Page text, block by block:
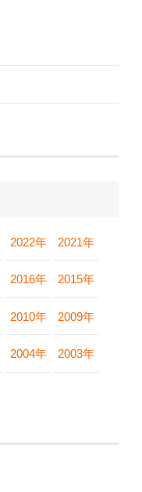
2022年 2021年
2016年 2015年
2010年 2009年
2004年 2003年